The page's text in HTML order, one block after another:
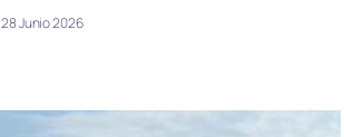
28 Junio 2026